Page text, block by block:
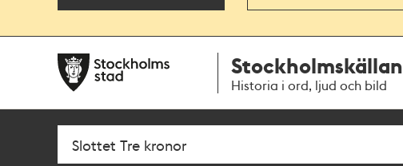
navigationen
huvudinnehållet
Stockholmskällan
Historia i ord, ljud och bild
Sök